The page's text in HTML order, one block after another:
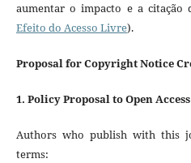
aumentar o impacto e a
Efeito do Acesso Livre).
Proposal for Copyright Notice
1. Policy Proposal to Open
Authors who publish with this
terms: